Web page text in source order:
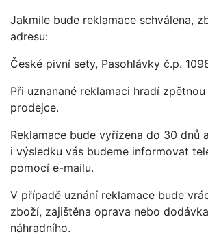
Jakmile bude reklamace schválena,
adresu:
České pivní sety, Pasohlávky č.p.
Při uznanané reklamaci hradí
prodejce.
Reklamace bude vyřízena do 30 dnů
i výsledku vás budeme informovat
pomocí e-mailu.
V případě uznání reklamace bude
zboží, zajištěna oprava nebo
náhradního.